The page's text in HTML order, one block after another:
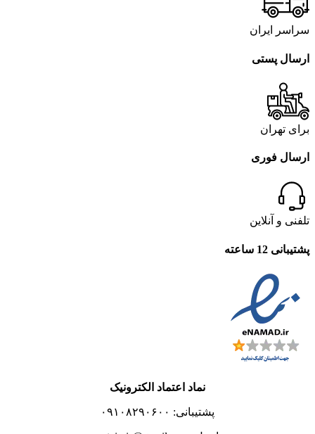
سراسر ایران
ارسال پستی
برای تهران
ارسال فوری
تلفنی و آنلاین
پشتیبانی 12 ساعته
نماد اعتماد الکترونیک
پشتیبانی: ۰۹۱۰۸۲۹۰۶۰۰